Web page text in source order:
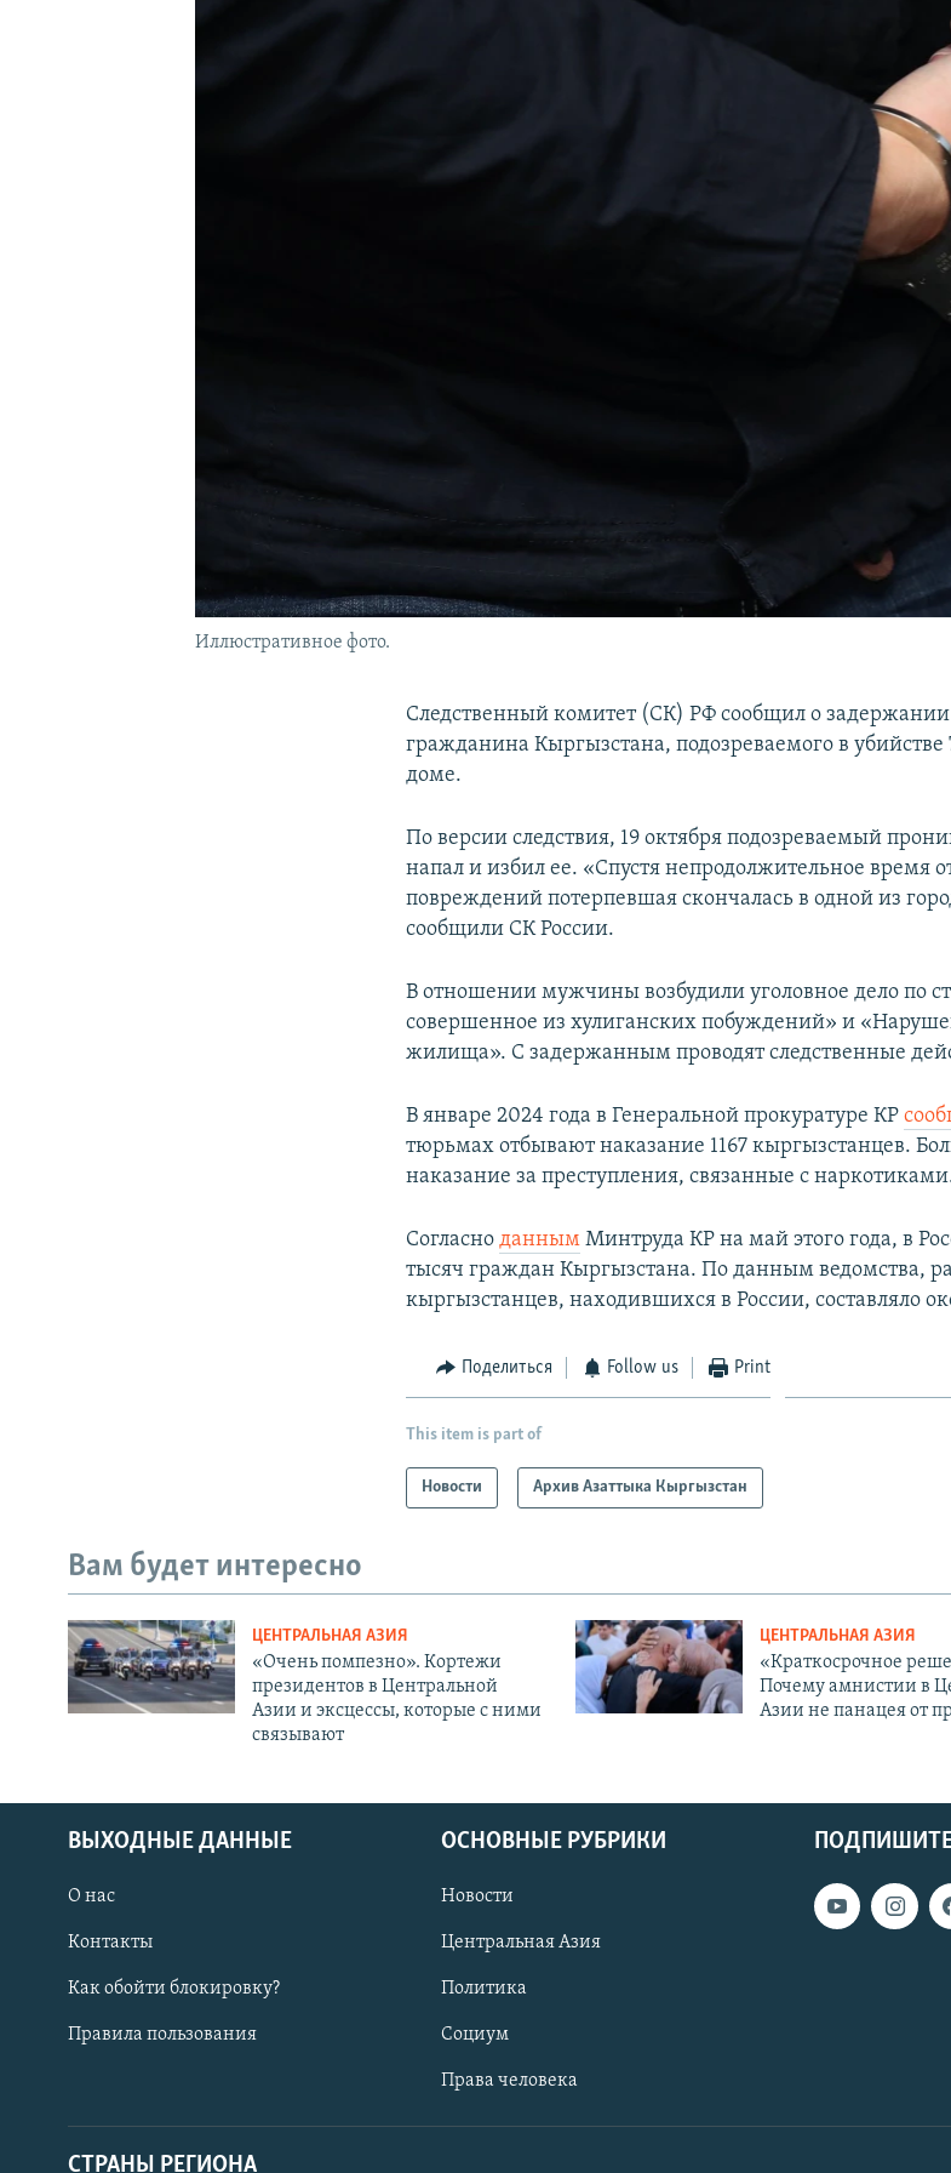
Иллюстративное фото.
Следственный комитет (СК) РФ сообщил о задержании
гражданина Кыргызстана, подозреваемого в
доме.
По версии следствия, 19 октября подозреваемый
напал и избил ее. «Спустя непродолжительное время
повреждений потерпевшая скончалась в одной из
сообщили СК России.
В отношении мужчины возбудили уголовное дело по
совершенное из хулиганских побуждений» и
жилища». С задержанным проводят следственные
В январе 2024 года в Генеральной прокуратуре КР
тюрьмах отбывают наказание 1167 кыргызстанцев.
наказание за преступления, связанные с
Согласноданным Минтруда КР на май этого года, в
тысяч граждан Кыргызстана. По данным ведомства,
кыргызстанцев, находившихся в России, составляло
Поделиться Follow us Print
This item is part of
Новости Архив Азаттыка Кыргызстан
Вам будет интересно
ЦЕНТРАЛЬНАЯ АЗИЯ
«Очень помпезно». Кортежи
президентов в Центральной
Азии и эксцессы, которые с ними
связывают
ЦЕНТРАЛЬНАЯ АЗИЯ
«Краткосрочное
Почему амнистии в
Азии не панацея от
ВЫХОДНЫЕ ДАННЫЕ
О нас
Контакты
Как обойти блокировку?
Правила пользования
ОСНОВНЫЕ РУБРИКИ
Новости
Центральная Азия
Политика
Социум
Права человека
СТРАНЫ РЕГИОНА